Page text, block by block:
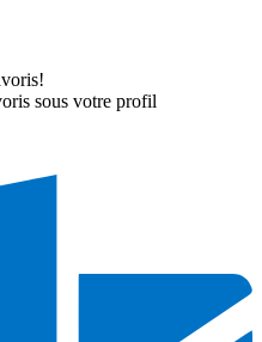
sous votre profil